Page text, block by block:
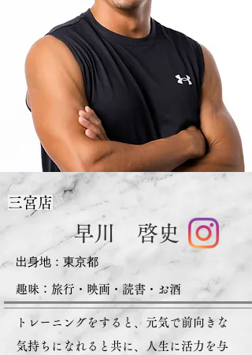
三宮店
早川 啓史
出身地：​東京都
趣味：旅行・​映画・読書・お酒
トレーニングをすると、元気で前向きな
気持ちになれると共に、人生に活力を与